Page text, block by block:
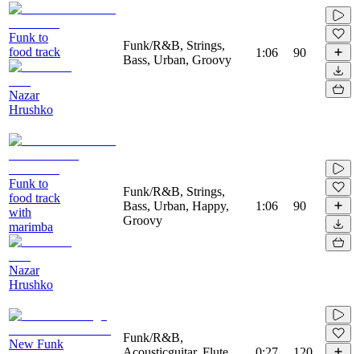
Funk to
food track
Nazar
Hrushko
Funk/R&B, Strings,
Bass, Urban, Groovy
1:06 90
Funk to
food track
with
marimba
Nazar
Hrushko
Funk/R&B, Strings,
Bass, Urban, Happy,
Groovy
1:06 90
New Funk
Funk/R&B,